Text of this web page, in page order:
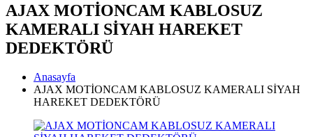
AJAX MOTİONCAM KABLOSUZ
KAMERALI SİYAH HAREKET
DEDEKTÖRÜ
Anasayfa
AJAX MOTİONCAM KABLOSUZ KAMERALI SİYAH
HAREKET DEDEKTÖRÜ